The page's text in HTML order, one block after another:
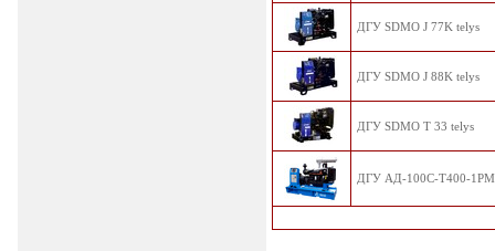
ДГУ SDMO J 77K telys
ДГУ SDMO J 88K telys
ДГУ SDMO T 33 telys
ДГУ АД-100С-Т400-